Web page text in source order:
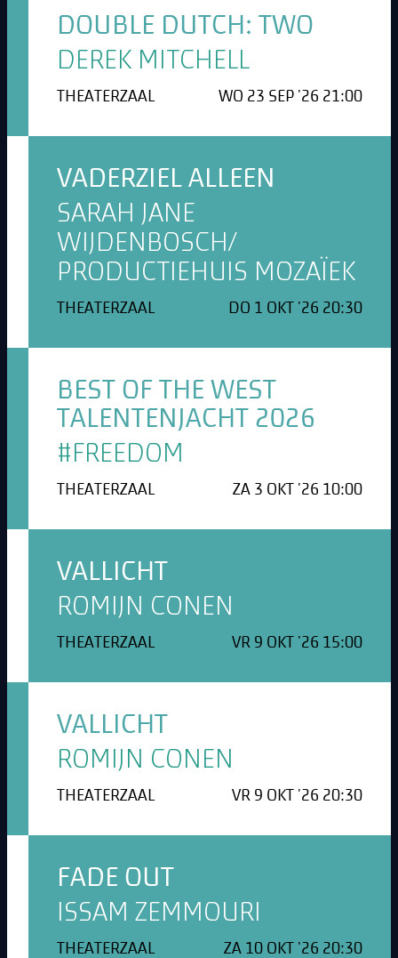
DOUBLE DUTCH: TWO
DEREK MITCHELL
THEATERZAAL WO 23 SEP '26 21:00
VADERZIEL ALLEEN
SARAH JANE
WIJDENBOSCH/
PRODUCTIEHUIS MOZAÏEK
THEATERZAAL DO 1 OKT '26 20:30
BEST OF THE WEST
TALENTENJACHT 2026
#FREEDOM
THEATERZAAL ZA 3 OKT '26 10:00
VALLICHT
ROMIJN CONEN
THEATERZAAL VR 9 OKT '26 15:00
VALLICHT
ROMIJN CONEN
THEATERZAAL VR 9 OKT '26 20:30
FADE OUT
ISSAM ZEMMOURI
THEATERZAAL ZA 10 OKT '26 20:30